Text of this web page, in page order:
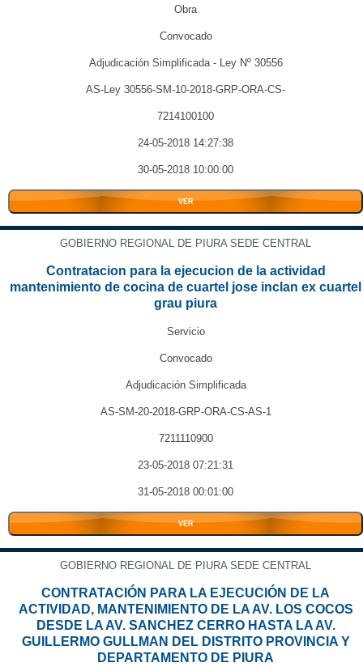
Obra
Convocado
Adjudicación Simplificada - Ley Nº 30556
AS-Ley 30556-SM-10-2018-GRP-ORA-CS-
7214100100
24-05-2018 14:27:38
30-05-2018 10:00:00
VER
GOBIERNO REGIONAL DE PIURA SEDE CENTRAL
Contratacion para la ejecucion de la actividad
mantenimiento de cocina de cuartel jose inclan ex cuartel
grau piura
Servicio
Convocado
Adjudicación Simplificada
AS-SM-20-2018-GRP-ORA-CS-AS-1
7211110900
23-05-2018 07:21:31
31-05-2018 00:01:00
VER
GOBIERNO REGIONAL DE PIURA SEDE CENTRAL
CONTRATACIÓN PARA LA EJECUCIÓN DE LA
ACTIVIDAD, MANTENIMIENTO DE LA AV. LOS COCOS
DESDE LA AV. SANCHEZ CERRO HASTA LA AV.
GUILLERMO GULLMAN DEL DISTRITO PROVINCIA Y
DEPARTAMENTO DE PIURA